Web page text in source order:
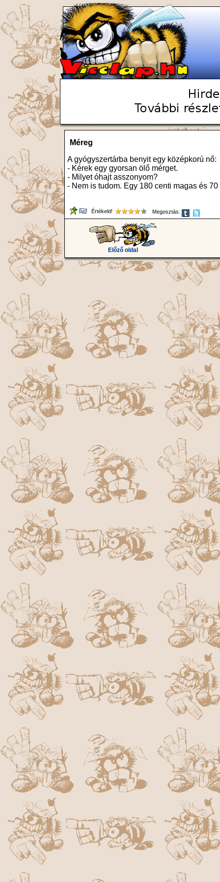
Méreg
A gyógyszertárba benyit egy középkorú nő:
- Kérek egy gyorsan ölő mérget.
- Milyet óhajt asszonyom?
- Nem is tudom. Egy 180 centi magas és
Értékeld! Megosztás:
Előző oldal